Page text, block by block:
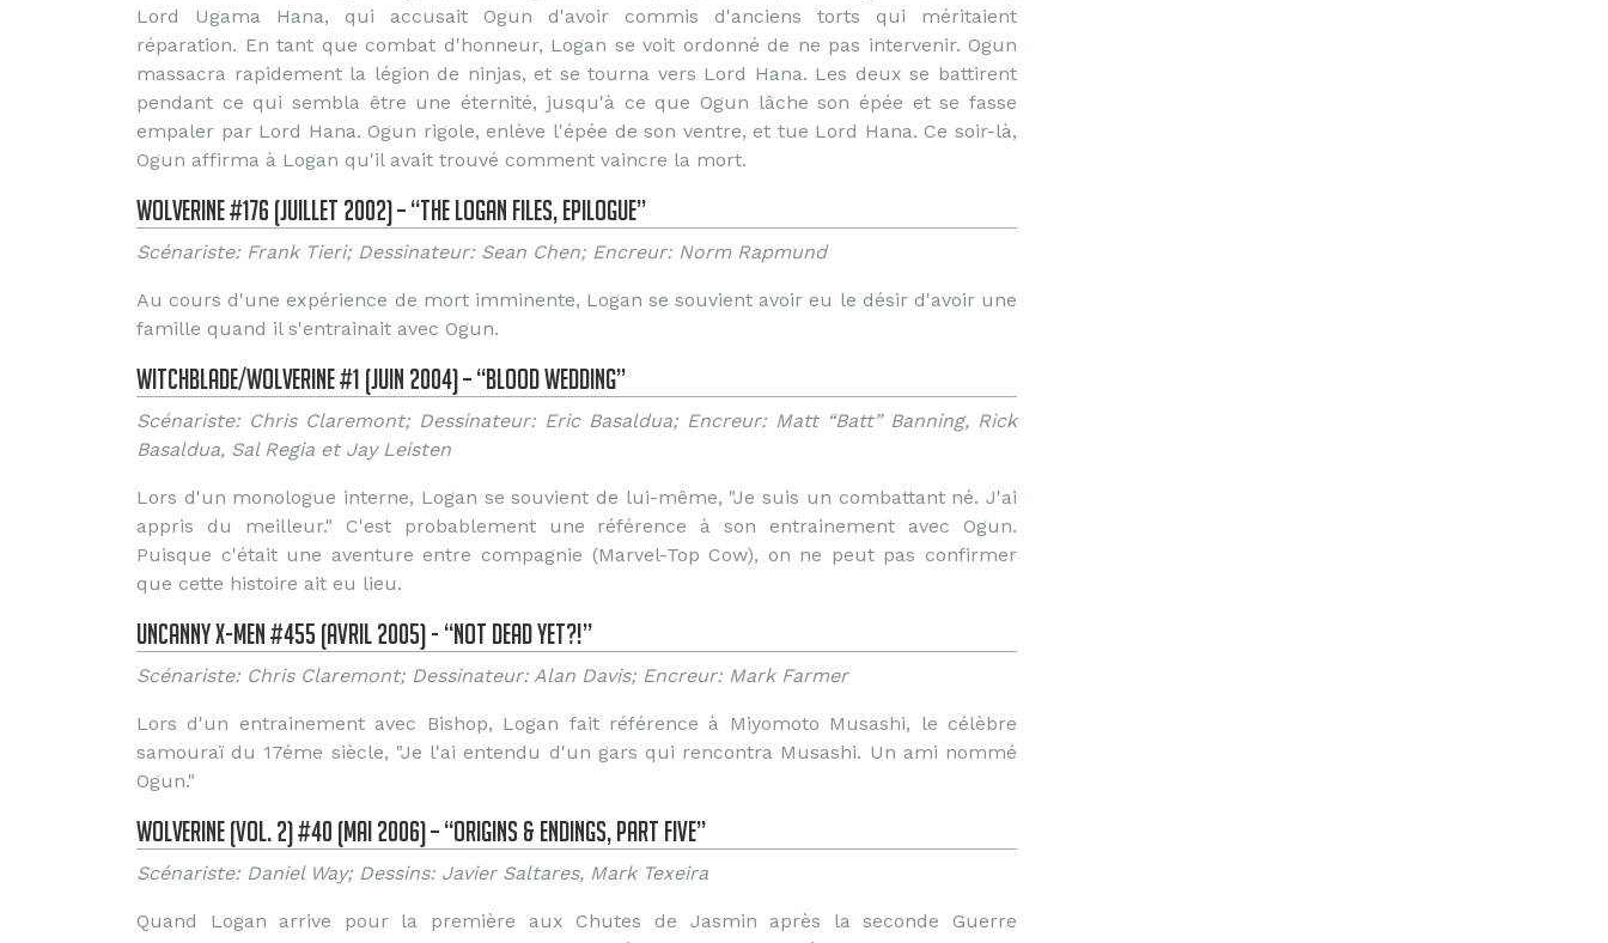
Lord Ugama Hana, qui accusait Ogun d'avoir commis d'anciens torts qui méritaient
réparation. En tant que combat d'honneur, Logan se voit ordonné de ne pas intervenir. Ogun
massacra rapidement la légion de ninjas, et se tourna vers Lord Hana. Les deux se battirent
pendant ce qui sembla être une éternité, jusqu'à ce que Ogun lâche son épée et se fasse
empaler par Lord Hana. Ogun rigole, enlève l'épée de son ventre, et tue Lord Hana. Ce soir-là,
Ogun affirma à Logan qu'il avait trouvé comment vaincre la mort.
Wolverine #176 (Juillet 2002) – “The Logan Files, Epilogue”
Scénariste: Frank Tieri; Dessinateur: Sean Chen; Encreur: Norm Rapmund
Au cours d'une expérience de mort imminente, Logan se souvient avoir eu le désir d'avoir une
famille quand il s'entrainait avec Ogun.
Witchblade/Wolverine #1 (Juin 2004) – “Blood Wedding”
Scénariste: Chris Claremont; Dessinateur: Eric Basaldua; Encreur: Matt “Batt” Banning, Rick
Basaldua, Sal Regia et Jay Leisten
Lors d'un monologue interne, Logan se souvient de lui-même, "Je suis un combattant né. J'ai
appris du meilleur." C'est probablement une référence à son entrainement avec Ogun.
Puisque c'était une aventure entre compagnie (Marvel-Top Cow), on ne peut pas confirmer
que cette histoire ait eu lieu.
Uncanny X-Men #455 (Avril 2005) - “Not Dead Yet?!”
Scénariste: Chris Claremont; Dessinateur: Alan Davis; Encreur: Mark Farmer
Lors d'un entrainement avec Bishop, Logan fait référence à Miyomoto Musashi, le célèbre
samouraï du 17éme siècle, "Je l'ai entendu d'un gars qui rencontra Musashi. Un ami nommé
Ogun."
Wolverine (Vol. 2) #40 (Mai 2006) – “Origins & Endings, Part Five”
Scénariste: Daniel Way; Dessins: Javier Saltares, Mark Texeira
Quand Logan arrive pour la première aux Chutes de Jasmin après la seconde Guerre